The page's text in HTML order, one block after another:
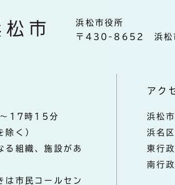
浜松市役所
〒430-8652 浜松
17時15分
除く）
組織、施設があ
は市民コールセン
アク
浜松
浜名
東行
南行